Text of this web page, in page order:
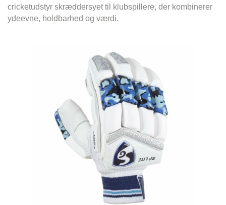
cricketudstyr skræddersyet til klubspillere, der kombinerer
ydeevne, holdbarhed og værdi.